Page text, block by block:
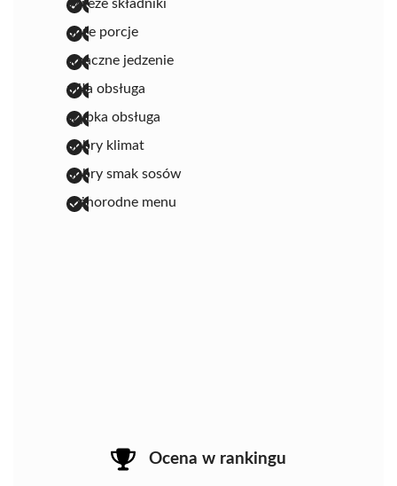
świeże składniki
duże porcje
smaczne jedzenie
miła obsługa
szybka obsługa
dobry klimat
dobry smak sosów
różnorodne menu
Ocena w rankingu